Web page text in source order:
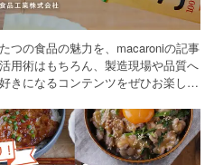
つの食品の魅力を、macaroniの記事
用術はもちろん、製造現場や品質へ
きになるコンテンツをぜひお楽しみ